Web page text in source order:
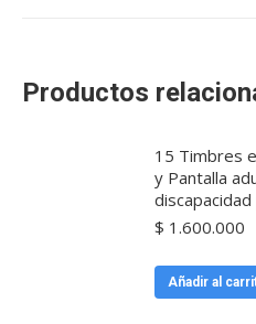
Productos
15 Timbres
y Pantalla
$ 1.600.000
Añadir al